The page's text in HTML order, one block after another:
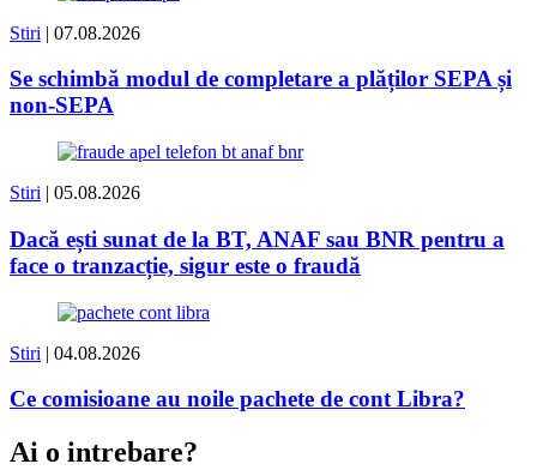
Stiri | 07.08.2026
Se schimbă modul de completare a plăților SEPA și
non-SEPA
Stiri | 05.08.2026
Dacă ești sunat de la BT, ANAF sau BNR pentru a
face o tranzacție, sigur este o fraudă
Stiri | 04.08.2026
Ce comisioane au noile pachete de cont Libra?
Ai o intrebare?